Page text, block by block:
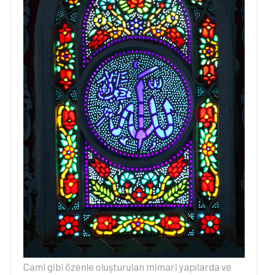
Cami gibi özenle oluşturulan mimari yapılarda ve